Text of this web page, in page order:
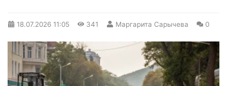
18.07.2026 11:05 341 Маргарита Сарычева 0